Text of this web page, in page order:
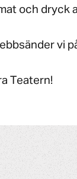
och dryck
vi
Teatern!